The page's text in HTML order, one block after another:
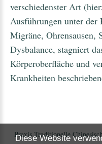
verschiedenster Art
Ausführungen unter der
Migräne, Ohrensausen,
Dysbalance, stagniert
Körperoberfläche und
Krankheiten
Praxis Traditionelle
Diese Website